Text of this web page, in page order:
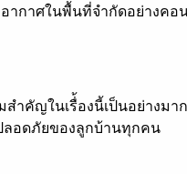
ากาศในพื้นที่จำกัดอย่างค
ำคัญในเรื่้องนี้เป็นอย่างมา
ลอดภัยของลูกบ้านทุกคน